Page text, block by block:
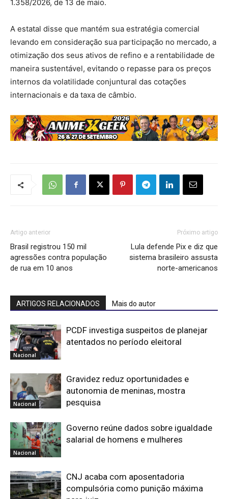
1.358/2026, de 13 de maio.
A estatal disse que mantém sua estratégia comercial
levando em consideração sua participação no mercado, a
otimização dos seus ativos de refino e a rentabilidade de
maneira sustentável, evitando o repasse para os preços
internos da volatilidade conjuntural das cotações
internacionais e da taxa de câmbio.
Artigo anterior
Brasil registrou 150 mil
agressões contra população
de rua em 10 anos
Próximo artigo
Lula defende Pix e diz que
sistema brasileiro assusta
norte-americanos
ARTIGOS RELACIONADOS Mais do autor
Nacional
PCDF investiga suspeitos de planejar
atentados no período eleitoral
Nacional
Gravidez reduz oportunidades e
autonomia de meninas, mostra
pesquisa
Nacional
Governo reúne dados sobre igualdade
salarial de homens e mulheres
CNJ acaba com aposentadoria
compulsória como punição máxima